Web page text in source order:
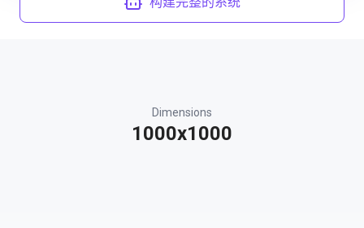
Dimensions
1000x1000